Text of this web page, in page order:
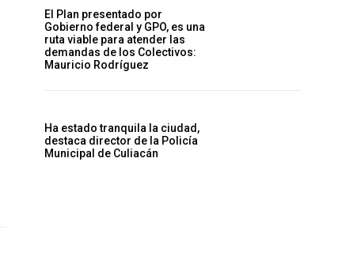
El Plan presentado por
Gobierno federal y GPO, es una
ruta viable para atender las
demandas de los Colectivos:
Mauricio Rodríguez
Ha estado tranquila la ciudad,
destaca director de la Policía
Municipal de Culiacán